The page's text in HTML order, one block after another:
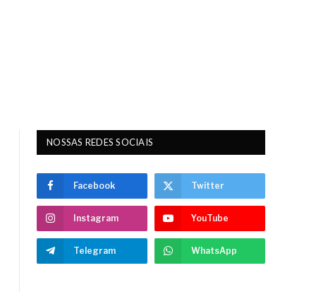
NOSSAS REDES SOCIAIS
Facebook Twitter
Instagram YouTube
Telegram WhatsApp